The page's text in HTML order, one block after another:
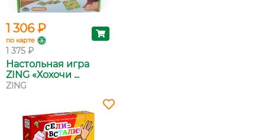
1 306 ₽
по карте
1 375 ₽
Настольная игра
ZING «Хохочи ...
ZING